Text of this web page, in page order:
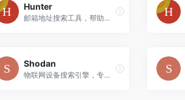
Hunter
邮箱地址搜索工具，帮助查找和验证企业邮箱地址
Shodan
物联网设备搜索引擎，专门搜索互联网连接设备的专业平台